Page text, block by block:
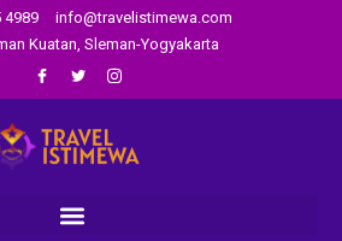
4989
info@travelistimewa.com
Kuatan, Sleman-Yogyakarta